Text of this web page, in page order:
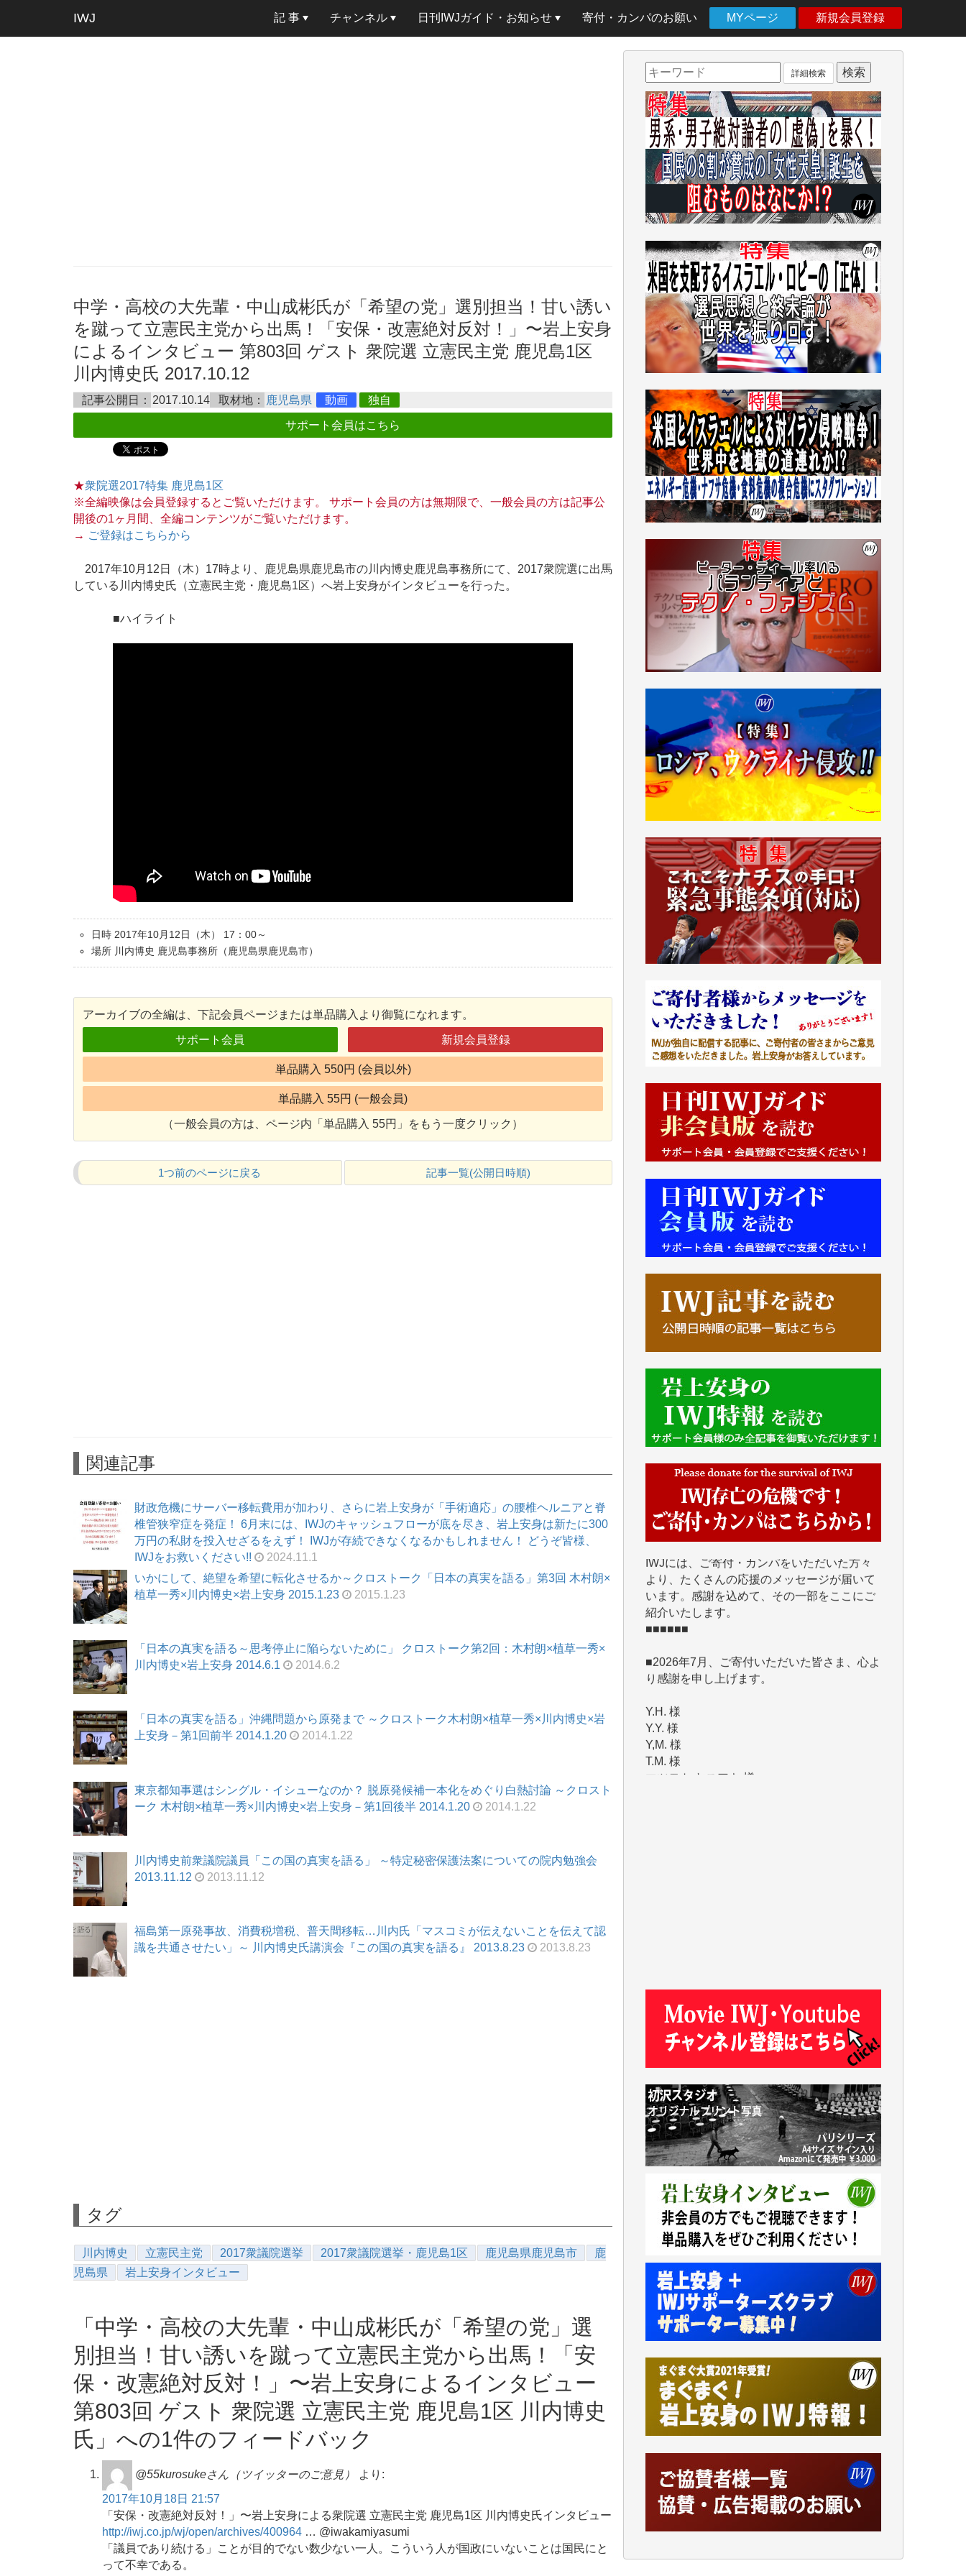
IWJ 記 事 チャンネル 日刊IWJガイド・お知らせ 寄付・カンパのお願い MYページ 新規会員登録
中学・高校の大先輩・中山成彬氏が「希望の党」選別担当！甘い誘い
を蹴って立憲民主党から出馬！「安保・改憲絶対反対！」〜岩上安身
によるインタビュー 第803回 ゲスト 衆院選 立憲民主党 鹿児島1区
川内博史氏 2017.10.12
記事公開日： 2017.10.14 取材地： 鹿児島県 動画 独自
サポート会員はこちら
★衆院選2017特集 鹿児島1区
※全編映像は会員登録するとご覧いただけます。 サポート会員の方は無期限で、一般会員の方は記事公
開後の1ヶ月間、全編コンテンツがご覧いただけます。
→ ご登録はこちらから
2017年10月12日（木）17時より、鹿児島県鹿児島市の川内博史鹿児島事務所にて、2017衆院選に出馬
している川内博史氏（立憲民主党・鹿児島1区）へ岩上安身がインタビューを行った。
■ハイライト
日時 2017年10月12日（木） 17：00～
場所 川内博史 鹿児島事務所（鹿児島県鹿児島市）
アーカイブの全編は、下記会員ページまたは単品購入より御覧になれます。
サポート会員 新規会員登録
単品購入 550円 (会員以外)
単品購入 55円 (一般会員)
（一般会員の方は、ページ内「単品購入 55円」をもう一度クリック）
1つ前のページに戻る 記事一覧(公開日時順)
関連記事
財政危機にサーバー移転費用が加わり、さらに岩上安身が「手術適応」の腰椎ヘルニアと脊
椎管狭窄症を発症！ 6月末には、IWJのキャッシュフローが底を尽き、岩上安身は新たに300
万円の私財を投入せざるをえず！ IWJが存続できなくなるかもしれません！ どうぞ皆様、
IWJをお救いください!!
2024.11.1
いかにして、絶望を希望に転化させるか～クロストーク「日本の真実を語る」第3回 木村朗×
植草一秀×川内博史×岩上安身 2015.1.23
2015.1.23
「日本の真実を語る～思考停止に陥らないために」 クロストーク第2回：木村朗×植草一秀×
川内博史×岩上安身 2014.6.1
2014.6.2
「日本の真実を語る」沖縄問題から原発まで ～クロストーク木村朗×植草一秀×川内博史×岩
上安身－第1回前半 2014.1.20
2014.1.22
東京都知事選はシングル・イシューなのか？ 脱原発候補一本化をめぐり白熱討論 ～クロスト
ーク 木村朗×植草一秀×川内博史×岩上安身－第1回後半 2014.1.20
2014.1.22
川内博史前衆議院議員「この国の真実を語る」 ～特定秘密保護法案についての院内勉強会
2013.11.12
2013.11.12
福島第一原発事故、消費税増税、普天間移転…川内氏「マスコミが伝えないことを伝えて認
識を共通させたい」～ 川内博史氏講演会『この国の真実を語る』 2013.8.23
2013.8.23
タグ
川内博史 立憲民主党 2017衆議院選挙 2017衆議院選挙・鹿児島1区 鹿児島県鹿児島市
鹿
児島県
岩上安身インタビュー
「中学・高校の大先輩・中山成彬氏が「希望の党」選
別担当！甘い誘いを蹴って立憲民主党から出馬！「安
保・改憲絶対反対！」〜岩上安身によるインタビュー
第803回 ゲスト 衆院選 立憲民主党 鹿児島1区 川内博史
氏」への1件のフィードバック
@55kurosukeさん（ツイッターのご意見）
より:
2017年10月18日 21:57
「安保・改憲絶対反対！」〜岩上安身による衆院選 立憲民主党 鹿児島1区 川内博史氏インタビュー
http://iwj.co.jp/wj/open/archives/400964 … @iwakamiyasumi
「議員であり続ける」ことが目的でない数少ない一人。こういう人が国政にいないことは国民にと
って不幸である。
詳細検索
■■■■■■
IWJには、ご寄付・カンパをいただいた方々
より、たくさんの応援のメッセージが届いて
います。感謝を込めて、その一部をここにご
紹介いたします。
■■■■■■
■2026年7月、ご寄付いただいた皆さま、心よ
Y.H. 様
Y,M. 様
T.M. 様
マツモト ヤスアキ 様
マシオン 恵美香 様
岩井 祐子 様
T.K. 様
ASAKO TAKAESU 様
マシオン恵美香 様
平野智生 様
山本賢二 様
徳山匡 様
金 盛起 様
塩川 晃平 様
松本益美 様
井出 隆太 様
岩井祐子 様
藤田英之 様
藤岡比左志 様
井出 隆太 様
アオキカナメ 様
諸般の事情によりIWJ会費払えず今は非会員
です。市民側に立つ講演会にIWJのカメラマ
ンをよく拝見しております。コンテンツが失
お役立てください。（H.O.様）
今日、僅かですがカンパしました。（T.M.
様）
今日、僅かですがカンパしました。IWJの危
機を乗り切るには到底及ばない額ですが病気
の妻を抱えている私にとっては精一杯のカン
パです。
かねてよりIWJが発してきた膨大な取材記事